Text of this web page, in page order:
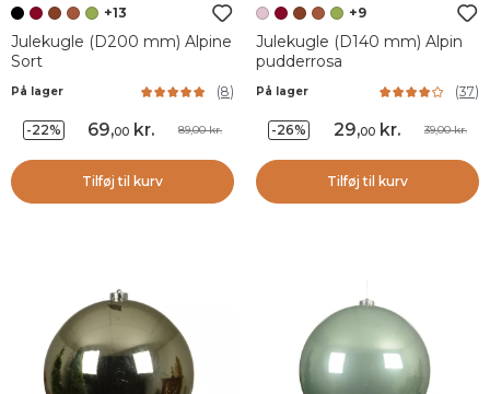
+13
Julekugle (D200 mm) Alpine
Sort
På lager (8)
-22% 69,00 kr. 89,00 kr.
Tilføj til kurv
+9
Julekugle (D140 mm) Alpin
pudderrosa
På lager (37)
-26% 29,00 kr. 39,00 kr.
Tilføj til kurv